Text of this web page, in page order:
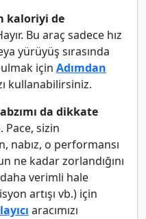
kaloriyi de
Bu araç sadece hız
yürüyüş sırasında
için Adımdan
kullanabilirsiniz.
da dikkate
Pace, sizin
nabız, o performansı
ne kadar zorlandığını
verimli hale
artışı vb.) için
aracımızı